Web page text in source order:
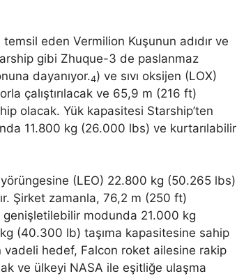
eden Vermilion Kuşunun adıdır ve
gibi Zhuque-3 de paslanmaz
dayanıyor.4) ve sıvı oksijen (LOX)
çalıştırılacak ve 65,9 m (216 ft)
olacak. Yük kapasitesi Starship’ten
11.800 kg (26.000 lbs) ve kurtarılabilir
(LEO) 22.800 kg (50.265 lbs)
Şirket zamanla, 76,2 m (250 ft)
modunda 21.000 kg
(40.300 lb) taşıma kapasitesine sahip
hedef, Falcon roket ailesine rakip
ve ülkeyi NASA ile eşitliğe ulaşma